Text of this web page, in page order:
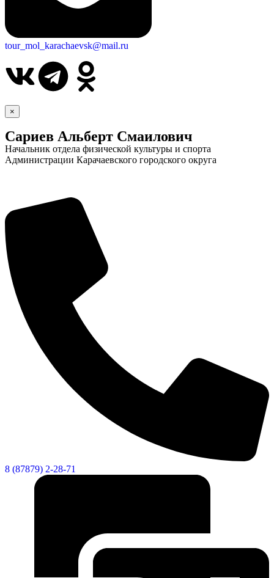
tour_mol_karachaevsk@mail.ru
×
Сариев Альберт Смаилович
Начальник отдела физической культуры и спорта
Администрации Карачаевского городского округа
8 (87879) 2-28-71